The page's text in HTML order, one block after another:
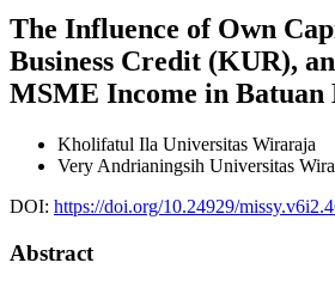
The Influence of Own
Business Credit (KUR),
MSME Income in
Kholifatul Ila Universitas Wiraraja
Very Andrianingsih Universitas
DOI: https://doi.org/10.24929/
Abstract